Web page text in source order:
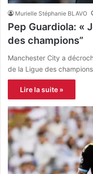
Murielle Stéphanie BLAVO
Pep Guardiola: «
des champions”
Manchester City a
de la Ligue des
Lire la suite »